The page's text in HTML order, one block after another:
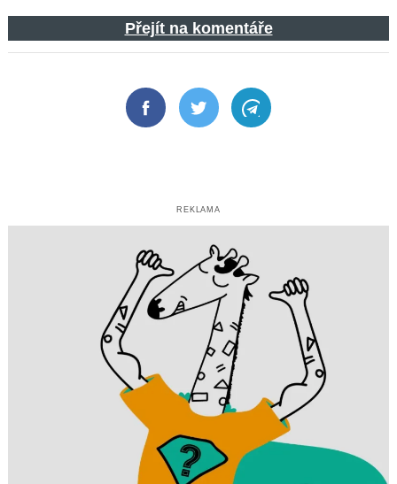
Přejít na komentáře
FacebookTwitter Telegram
REKLAMA